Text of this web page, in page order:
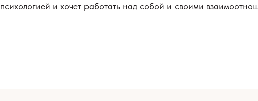
психологией и хочет работать над собой и своими